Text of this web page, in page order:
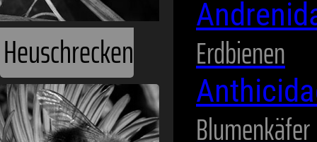
Heuschrecken Erdbienen
Blumenkäfer